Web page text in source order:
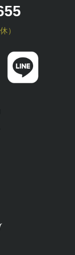
）